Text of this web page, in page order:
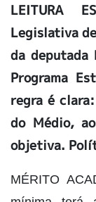
LEITURA
Legislativa
da deputada
Programa
regra é
do Médio,
objetiva.
MÉRITO